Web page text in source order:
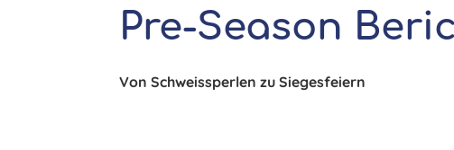
Pre-Season
Von Schweissperlen zu Siegesfeiern